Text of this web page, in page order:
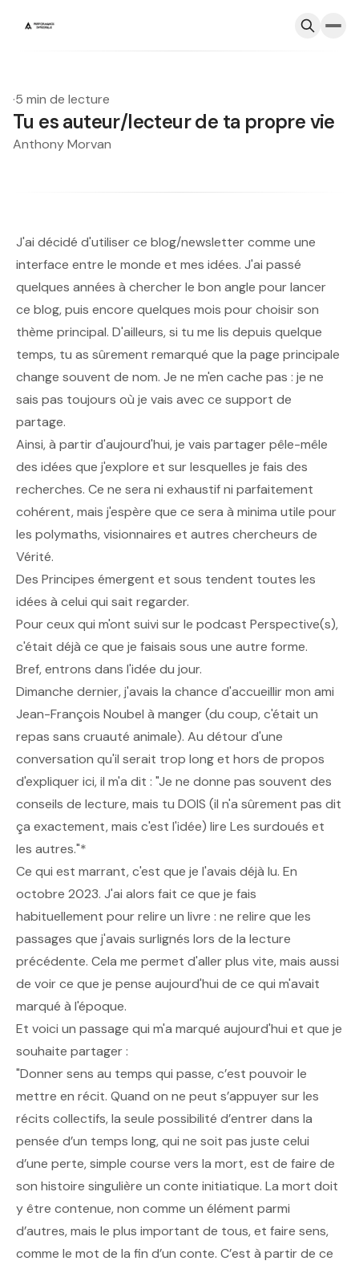
·5 min de lecture
Tu es auteur/lecteur de ta propre vie
Anthony Morvan
J'ai décidé d'utiliser ce blog/newsletter comme une
interface entre le monde et mes idées. J'ai passé
quelques années à chercher le bon angle pour lancer
ce blog, puis encore quelques mois pour choisir son
thème principal. D'ailleurs, si tu me lis depuis quelque
temps, tu as sûrement remarqué que la page principale
change souvent de nom. Je ne m'en cache pas : je ne
sais pas toujours où je vais avec ce support de
partage.
Ainsi, à partir d'aujourd'hui, je vais partager pêle-mêle
des idées que j'explore et sur lesquelles je fais des
recherches. Ce ne sera ni exhaustif ni parfaitement
cohérent, mais j'espère que ce sera à minima utile pour
les polymaths, visionnaires et autres chercheurs de
Vérité.
Des Principes émergent et sous tendent toutes les
idées à celui qui sait regarder.
Pour ceux qui m'ont suivi sur le podcast Perspective(s),
c'était déjà ce que je faisais sous une autre forme.
Bref, entrons dans l'idée du jour.
Dimanche dernier, j'avais la chance d'accueillir mon ami
Jean-François Noubel à manger (du coup, c'était un
repas sans cruauté animale). Au détour d'une
conversation qu'il serait trop long et hors de propos
d'expliquer ici, il m'a dit : "Je ne donne pas souvent des
conseils de lecture, mais tu DOIS (il n'a sûrement pas dit
ça exactement, mais c'est l'idée) lire Les surdoués et
les autres."*
Ce qui est marrant, c'est que je l'avais déjà lu. En
octobre 2023. J'ai alors fait ce que je fais
habituellement pour relire un livre : ne relire que les
passages que j'avais surlignés lors de la lecture
précédente. Cela me permet d'aller plus vite, mais aussi
de voir ce que je pense aujourd'hui de ce qui m'avait
marqué à l'époque.
Et voici un passage qui m'a marqué aujourd'hui et que je
souhaite partager :
"Donner sens au temps qui passe, c’est pouvoir le
mettre en récit. Quand on ne peut s’appuyer sur les
récits collectifs, la seule possibilité d’entrer dans la
pensée d’un temps long, qui ne soit pas juste celui
d’une perte, simple course vers la mort, est de faire de
son histoire singulière un conte initiatique. La mort doit
y être contenue, non comme un élément parmi
d’autres, mais le plus important de tous, et faire sens,
comme le mot de la fin d’un conte. C’est à partir de ce